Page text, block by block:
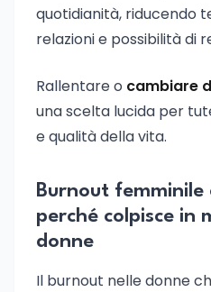
quotidianità, riducendo
relazioni e possibilità di
Rallentare o cambiare
una scelta lucida per
e qualità della vita.
Burnout femminile
perché colpisce in
donne
Il burnout nelle donne